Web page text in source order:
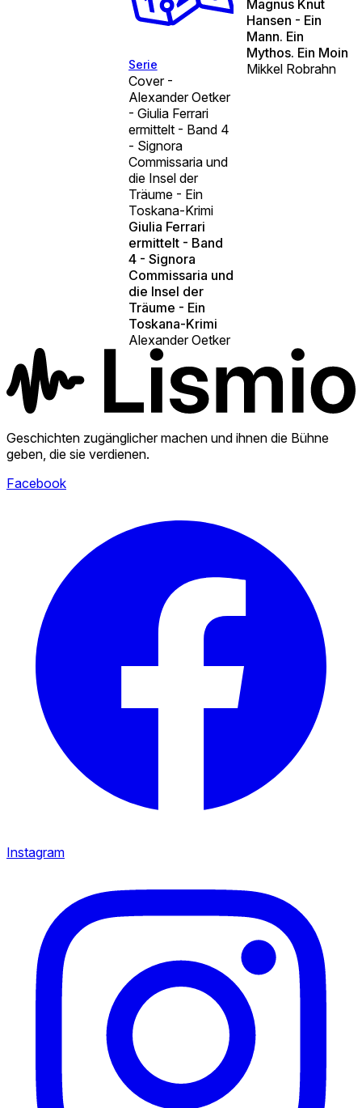
Serie
Cover -
Alexander Oetker
- Giulia Ferrari
ermittelt - Band 4
- Signora
Commissaria und
die Insel der
Träume - Ein
Toskana-Krimi
Giulia Ferrari
ermittelt - Band
4 - Signora
Commissaria und
die Insel der
Träume - Ein
Toskana-Krimi
Alexander Oetker
Magnus Knut
Hansen - Ein
Mann. Ein
Mythos. Ein Moin
Mikkel Robrahn
Geschichten zugänglicher machen und ihnen die Bühne
geben, die sie verdienen.
Facebook
Instagram